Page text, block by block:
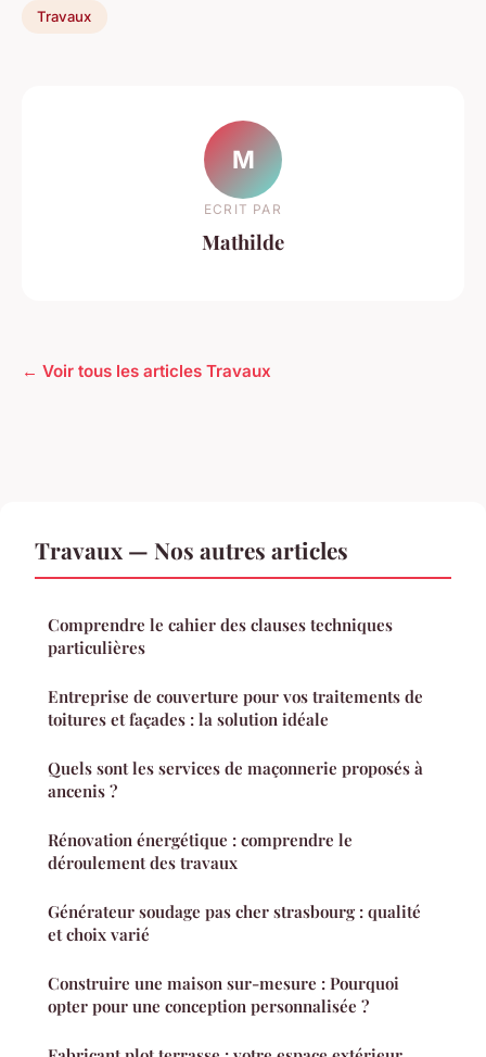
Travaux
M
ECRIT PAR
Mathilde
← Voir tous les articles Travaux
Travaux — Nos autres articles
Comprendre le cahier des clauses techniques
particulières
Entreprise de couverture pour vos traitements de
toitures et façades : la solution idéale
Quels sont les services de maçonnerie proposés à
ancenis ?
Rénovation énergétique : comprendre le
déroulement des travaux
Générateur soudage pas cher strasbourg : qualité
et choix varié
Construire une maison sur-mesure : Pourquoi
opter pour une conception personnalisée ?